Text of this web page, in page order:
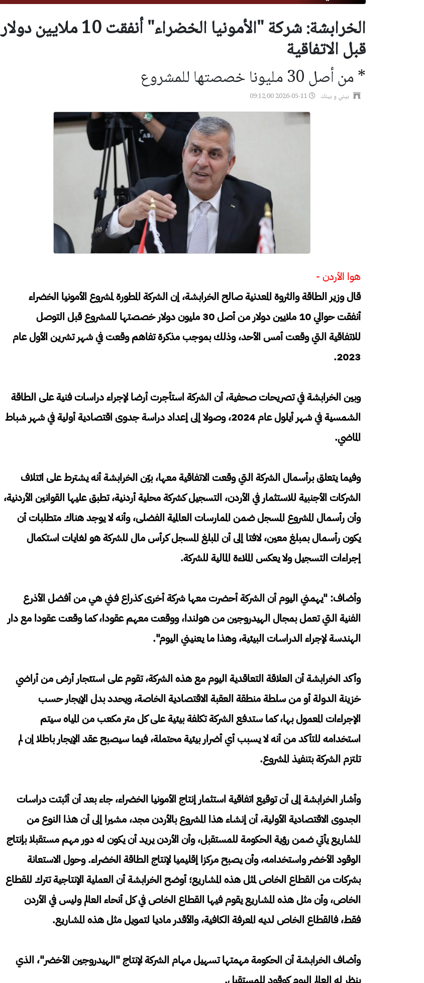
الخرابشة: شركة "الأمونيا الخضراء" أنفقت 10 ملايين دولار
قبل الاتفاقية
* من أصل 30 مليونا خصصتها للمشروع
بيني و بينك 2026-05-11 09:12:00
هوا الأردن -
قال وزير الطاقة والثروة المعدنية صالح الخرابشة، إن الشركة المطورة لمشروع الأمونيا الخضراء
أنفقت حوالي 10 ملايين دولار من أصل 30 مليون دولار خصصتها للمشروع قبل التوصل
للاتفاقية التي وقعت أمس الأحد، وذلك بموجب مذكرة تفاهم وقعت في شهر تشرين الأول عام
2023.
وبين الخرابشة في تصريحات صحفية، أن الشركة استأجرت أرضا لإجراء دراسات فنية على الطاقة
الشمسية في شهر أيلول عام 2024، وصولا إلى إعداد دراسة جدوى اقتصادية أولية في شهر شباط
الماضي.
وفيما يتعلق برأسمال الشركة التي وقعت الاتفاقية معها، بيّن الخرابشة أنه يشترط على ائتلاف
الشركات الأجنبية للاستثمار في الأردن، التسجيل كشركة محلية أردنية، تطبق عليها القوانين الأردنية،
وأن رأسمال المشروع المسجل ضمن الممارسات العالمية الفضلى، وأنه لا يوجد هناك متطلبات أن
يكون رأسمال بمبلغ معين، لافتا إلى أن المبلغ المسجل كرأس مال للشركة هو لغايات استكمال
إجراءات التسجيل ولا يعكس الملاءة المالية للشركة.
وأضاف: "يهمني اليوم أن الشركة أحضرت معها شركة أخرى كذراع فني هي من أفضل الأذرع
الفنية التي تعمل بمجال الهيدروجين من هولندا، ووقعت معهم عقودا، كما وقعت عقودا مع دار
الهندسة لإجراء الدراسات البيئية، وهذا ما يعنيني اليوم".
وأكد الخرابشة أن العلاقة التعاقدية اليوم مع هذه الشركة، تقوم على استئجار أرض من أراضي
خزينة الدولة أو من سلطة منطقة العقبة الاقتصادية الخاصة، ويحدد بدل الإيجار حسب
الإجراءات المعمول بها، كما ستدفع الشركة تكلفة بيئية على كل متر مكعب من المياه سيتم
استخدامه للتأكد من أنه لا يسبب أي أضرار بيئية محتملة، فيما سيصبح عقد الإيجار باطلا إن لم
تلتزم الشركة بتنفيذ المشروع.
وأشار الخرابشة إلى أن توقيع اتفاقية استثمار إنتاج الأمونيا الخضراء، جاء بعد أن أثبتت دراسات
الجدوى الاقتصادية الأولية، أن إنشاء هذا المشروع بالأردن مجد، مشيرا إلى أن هذا النوع من
المشاريع يأتي ضمن رؤية الحكومة للمستقبل، وأن الأردن يريد أن يكون له دور مهم مستقبلا بإنتاج
الوقود الأخضر واستخدامه، وأن يصبح مركزا إقليميا لإنتاج الطاقة الخضراء. وحول الاستعانة
بشركات من القطاع الخاص لمثل هذه المشاريع؛ أوضح الخرابشة أن العملية الإنتاجية تترك للقطاع
الخاص، وأن مثل هذه المشاريع يقوم فيها القطاع الخاص في كل أنحاء العالم وليس في الأردن
فقط، فالقطاع الخاص لديه المعرفة الكافية، والأقدر ماديا لتمويل مثل هذه المشاريع.
وأضاف الخرابشة أن الحكومة مهمتها تسهيل مهام الشركة لإنتاج "الهيدروجين الأخضر"، الذي
ينظر له العالم اليوم كوقود للمستقبل.